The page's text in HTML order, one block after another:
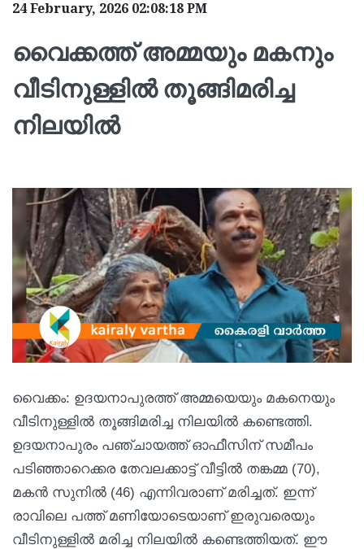
24 February, 2026 02:08:18 PM
വൈക്കത്ത് അമ്മയും മകനും
വീടിനുള്ളിൽ തൂങ്ങിമരിച്ച
നിലയിൽ
വൈക്കം: ഉദയനാപുരത്ത് അമ്മയെയും മകനെയും
വീടിനുള്ളിൽ തൂങ്ങിമരിച്ച നിലയിൽ കണ്ടെത്തി.
ഉദയനാപുരം പഞ്ചായത്ത് ഓഫീസിന് സമീപം
പടിഞ്ഞാറെക്കര തേവലക്കാട്ട് വീട്ടിൽ തങ്കമ്മ (70),
മകൻ സുനിൽ (46) എന്നിവരാണ് മരിച്ചത്. ഇന്ന്
രാവിലെ പത്ത് മണിയോടെയാണ് ഇരുവരെയും
വീടിനുള്ളിൽ മരിച്ച നിലയിൽ കണ്ടെത്തിയത്. ഈ